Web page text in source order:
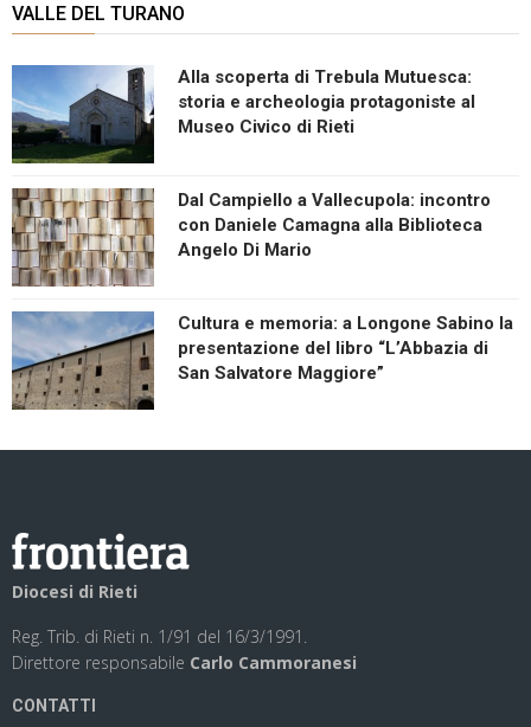
VALLE DEL TURANO
Alla scoperta di Trebula Mutuesca:
storia e archeologia protagoniste al
Museo Civico di Rieti
Dal Campiello a Vallecupola: incontro
con Daniele Camagna alla Biblioteca
Angelo Di Mario
Cultura e memoria: a Longone Sabino la
presentazione del libro “L’Abbazia di
San Salvatore Maggiore”
Diocesi di Rieti
Reg. Trib. di Rieti n. 1/91 del 16/3/1991.
Direttore responsabile Carlo Cammoranesi
CONTATTI